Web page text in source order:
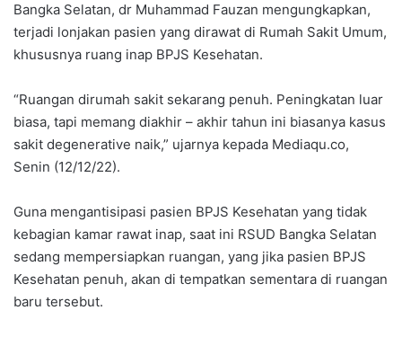
Bangka Selatan, dr Muhammad Fauzan mengungkapkan,
terjadi lonjakan pasien yang dirawat di Rumah Sakit Umum,
khususnya ruang inap BPJS Kesehatan.
“Ruangan dirumah sakit sekarang penuh. Peningkatan luar
biasa, tapi memang diakhir – akhir tahun ini biasanya kasus
sakit degenerative naik,” ujarnya kepada Mediaqu.co,
Senin (12/12/22).
Guna mengantisipasi pasien BPJS Kesehatan yang tidak
kebagian kamar rawat inap, saat ini RSUD Bangka Selatan
sedang mempersiapkan ruangan, yang jika pasien BPJS
Kesehatan penuh, akan di tempatkan sementara di ruangan
baru tersebut.